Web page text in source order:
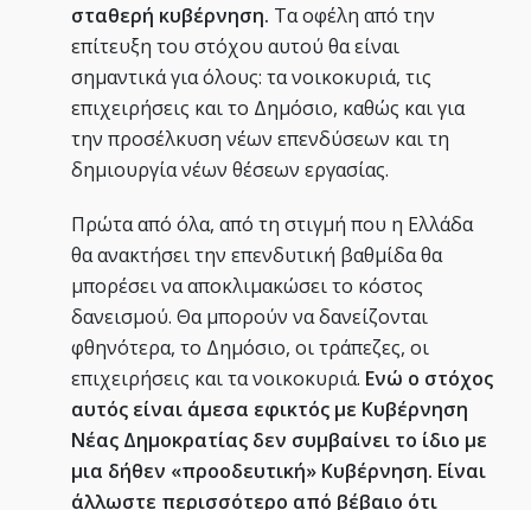
σταθερή κυβέρνηση. Τα οφέλη από την
επίτευξη του στόχου αυτού θα είναι
σημαντικά για όλους: τα νοικοκυριά, τις
επιχειρήσεις και το Δημόσιο, καθώς και για
την προσέλκυση νέων επενδύσεων και τη
δημιουργία νέων θέσεων εργασίας.
Πρώτα από όλα, από τη στιγμή που η Ελλάδα
θα ανακτήσει την επενδυτική βαθμίδα θα
μπορέσει να αποκλιμακώσει το κόστος
δανεισμού. Θα μπορούν να δανείζονται
φθηνότερα, το Δημόσιο, οι τράπεζες, οι
επιχειρήσεις και τα νοικοκυριά. Ενώ ο στόχος
αυτός είναι άμεσα εφικτός με Κυβέρνηση
Νέας Δημοκρατίας δεν συμβαίνει το ίδιο με
μια δήθεν «προοδευτική» Κυβέρνηση. Είναι
άλλωστε περισσότερο από βέβαιο ότι